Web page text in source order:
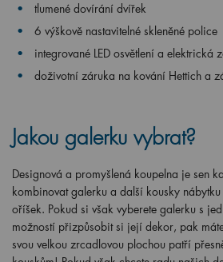
tlumené dovírání dvířek
6 výškově nastavitelné skleněné police
integrované LED osvětlení a elektrická
doživotní záruka na kování Hettich a
Jakou galerku vybrat?
Designová a promyšlená koupelna je sen
kombinovat galerku a další kousky
oříšek. Pokud si však vyberete galerku s
možností přizpůsobit si její dekor, pak
svou velkou zrcadlovou plochou patří